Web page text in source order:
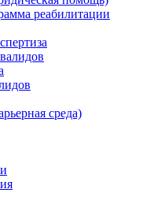
реабилитации
среда)